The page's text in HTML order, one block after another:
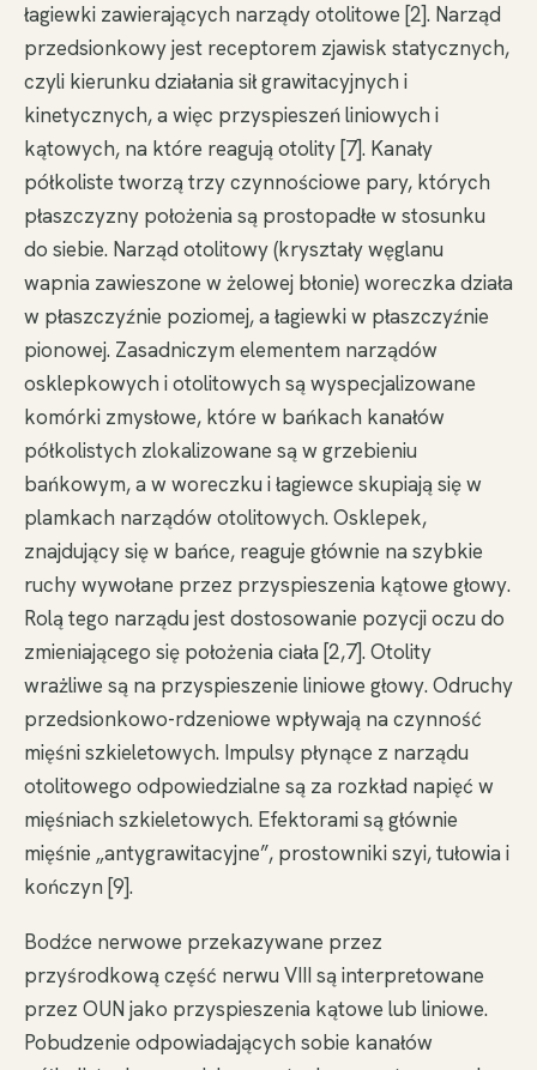
łagiewki zawierających narządy otolitowe [2]. Narząd
przedsionkowy jest receptorem zjawisk statycznych,
czyli kierunku działania sił grawitacyjnych i
kinetycznych, a więc przyspieszeń liniowych i
kątowych, na które reagują otolity [7]. Kanały
półkoliste tworzą trzy czynnościowe pary, których
płaszczyzny położenia są prostopadłe w stosunku
do siebie. Narząd otolitowy (kryształy węglanu
wapnia zawieszone w żelowej błonie) woreczka działa
w płaszczyźnie poziomej, a łagiewki w płaszczyźnie
pionowej. Zasadniczym elementem narządów
osklepkowych i otolitowych są wyspecjalizowane
komórki zmysłowe, które w bańkach kanałów
półkolistych zlokalizowane są w grzebieniu
bańkowym, a w woreczku i łagiewce skupiają się w
plamkach narządów otolitowych. Osklepek,
znajdujący się w bańce, reaguje głównie na szybkie
ruchy wywołane przez przyspieszenia kątowe głowy.
Rolą tego narządu jest dostosowanie pozycji oczu do
zmieniającego się położenia ciała [2,7]. Otolity
wrażliwe są na przyspieszenie liniowe głowy. Odruchy
przedsionkowo-rdzeniowe wpływają na czynność
mięśni szkieletowych. Impulsy płynące z narządu
otolitowego odpowiedzialne są za rozkład napięć w
mięśniach szkieletowych. Efektorami są głównie
mięśnie „antygrawitacyjne”, prostowniki szyi, tułowia i
kończyn [9].
Bodźce nerwowe przekazywane przez
przyśrodkową część nerwu VIII są interpretowane
przez OUN jako przyspieszenia kątowe lub liniowe.
Pobudzenie odpowiadających sobie kanałów